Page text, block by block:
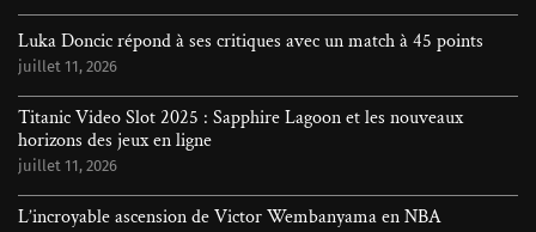
Luka Doncic répond à ses critiques avec un match à 45 points
juillet 11, 2026
Titanic Video Slot 2025 : Sapphire Lagoon et les nouveaux
horizons des jeux en ligne
juillet 11, 2026
L’incroyable ascension de Victor Wembanyama en NBA